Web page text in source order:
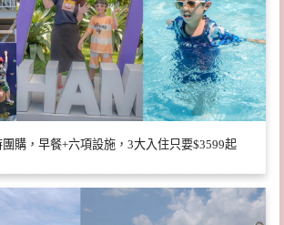
購，早餐+六項設施，3大入住只要$3599起